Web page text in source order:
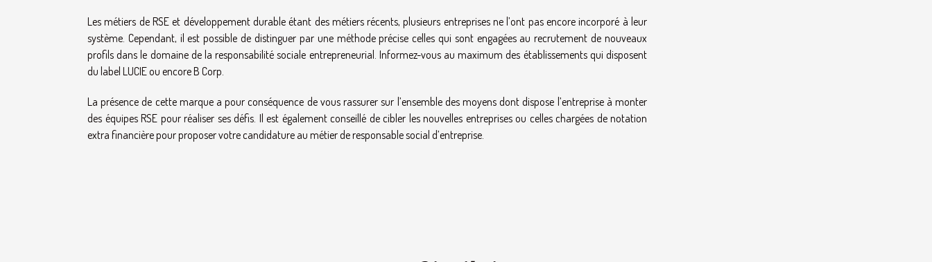
Les métiers de RSE et développement durable étant des métiers récents, plusieurs entreprises ne l’ont pas encore incorporé à leur
système. Cependant, il est possible de distinguer par une méthode précise celles qui sont engagées au recrutement de nouveaux
profils dans le domaine de la responsabilité sociale entrepreneurial. Informez-vous au maximum des établissements qui disposent
du label LUCIE ou encore B Corp.
La présence de cette marque a pour conséquence de vous rassurer sur l’ensemble des moyens dont dispose l’entreprise à monter
des équipes RSE pour réaliser ses défis. Il est également conseillé de cibler les nouvelles entreprises ou celles chargées de notation
extra financière pour proposer votre candidature au métier de responsable social d’entreprise.